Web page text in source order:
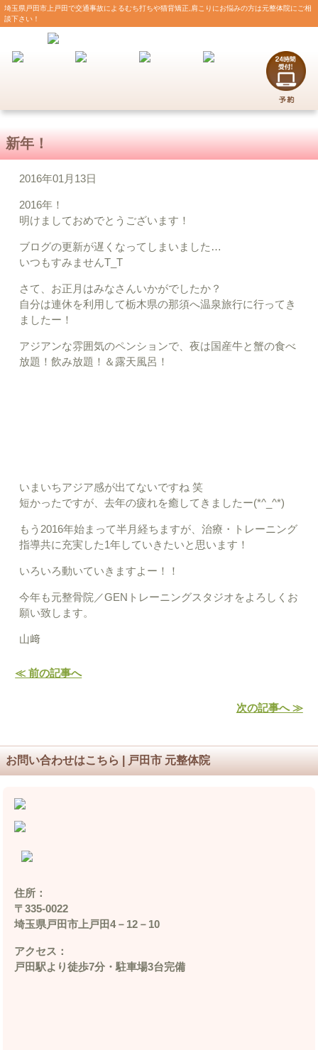
埼玉県戸田市上戸田で交通事故によるむち打ちや猫背矯正,肩こりにお悩みの方は元整体院にご相
談下さい！
新年！
2016年01月13日
2016年！
明けましておめでとうございます！
ブログの更新が遅くなってしまいました…
いつもすみませんT_T
さて、お正月はみなさんいかがでしたか？
自分は連休を利用して栃木県の那須へ温泉旅行に行ってき
ましたー！
アジアンな雰囲気のペンションで、夜は国産牛と蟹の食べ
放題！飲み放題！＆露天風呂！
いまいちアジア感が出てないですね 笑
短かったですが、去年の疲れを癒してきましたー(*^_^*)
もう2016年始まって半月経ちますが、治療・トレーニング
指導共に充実した1年していきたいと思います！
いろいろ動いていきますよー！！
今年も元整骨院／GENトレーニングスタジオをよろしくお
願い致します。
山﨑
≪ 前の記事へ
次の記事へ ≫
お問い合わせはこちら | 戸田市 元整体院
住所：
〒335‐0022
埼玉県戸田市上戸田4－12－10
アクセス：
戸田駅より徒歩7分・駐車場3台完備